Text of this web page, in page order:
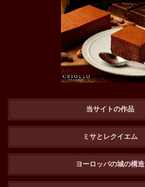
当サイトの作品
ミサとレクイエム
ヨーロッパの城の構造